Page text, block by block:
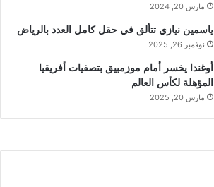
مارس 20, 2024
ياسمين نيازي تتألق في حقل كامل العدد بالرياض
نوفمبر 26, 2025
أوغندا يخسر أمام موزمبيق بتصفيات أفريقيا
المؤهلة لكأس العالم
مارس 20, 2025